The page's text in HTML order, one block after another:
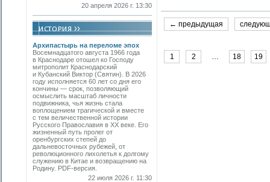
20 апреля 2026 г. 13:30
Архипастырь на переломе эпох
Восемнадцатого августа 1966 года
в Краснодаре отошел ко Господу
митрополит Краснодарский
и Кубанский Виктор (Святин). В 2026
году исполняется 60 лет со дня его
кончины — срок, позволяющий
осмыслить масштаб личности
подвижника, чья жизнь стала
воплощением трагической и вместе
с тем величественной истории
Русского Православия в XX веке. Его
жизненный путь пролег от
оренбургских степей до
дальневосточных рубежей, от
революционного лихолетья к долгому
служению в Китае и возвращению на
Родину. PDF-версия.
22 июля 2026 г. 11:30
← предыдущая
1 2 18 19